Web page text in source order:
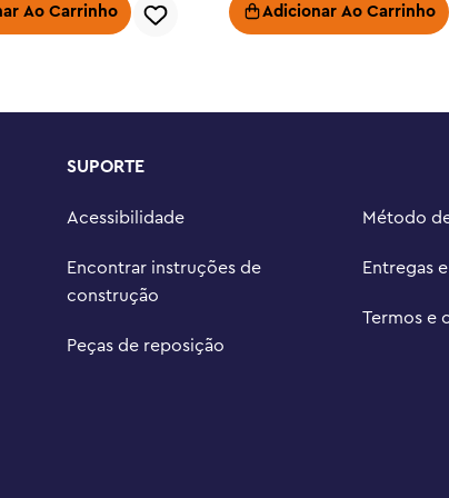
inicial e etapas simples de
jovem construtor ou
digitais para ampliar e
a partir de 4 anos
de TV e heróis do
e 6 cm de profundidade
Ao Carrinho Adicionar Ao Carrinho
SUPORTE
Acessibilidade
Encontrar instruções de
construção
Peças de reposição
Método
Entregas
Termos e